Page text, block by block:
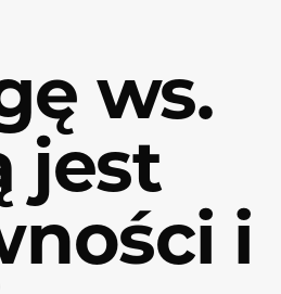
ws.
jest
i